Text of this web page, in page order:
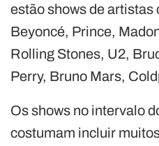
estão shows de
Beyoncé, Prince,
Rolling Stones, U2,
Perry, Bruno Mars,
Os shows no intervalo
costumam incluir